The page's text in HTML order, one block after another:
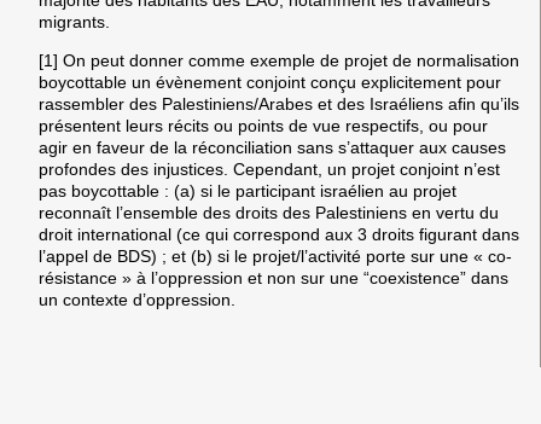
migrants.
[1] On peut donner comme exemple de projet de normalisation
boycottable un évènement conjoint conçu explicitement pour
rassembler des Palestiniens/Arabes et des Israéliens afin qu’ils
présentent leurs récits ou points de vue respectifs, ou pour
agir en faveur de la réconciliation sans s’attaquer aux causes
profondes des injustices. Cependant, un projet conjoint n’est
pas boycottable : (a) si le participant israélien au projet
reconnaît l’ensemble des droits des Palestiniens en vertu du
droit international (ce qui correspond aux 3 droits figurant dans
l’appel de BDS) ; et (b) si le projet/l’activité porte sur une « co-
résistance » à l’oppression et non sur une “coexistence” dans
un contexte d’oppression.